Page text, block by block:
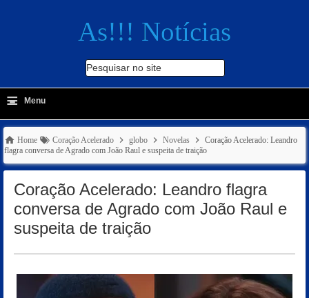
As!!! Notícias
Pesquisar no site
-
≡ Menu
Home Coração Acelerado globo Novelas
Coração Acelerado: Leandro
flagra conversa de Agrado com João Raul e suspeita de traição
Coração Acelerado: Leandro flagra
conversa de Agrado com João Raul e
suspeita de traição